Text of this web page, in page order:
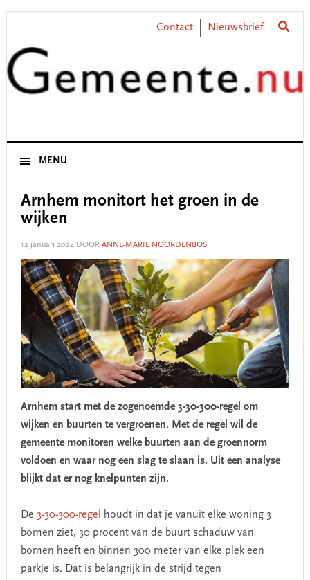
Skip
primary
navigation
Skip
content
Skip
primary
sidebar
Skip
footer
Contact Nieuwsbrief
MENU
Arnhem monitort het groen in de
wijken
12 januari 2024DOOR ANNE-MARIE NOORDENBOS
Arnhem start met de zogenoemde 3-30-300-regel om
wijken en buurten te vergroenen. Met de regel wil de
gemeente monitoren welke buurten aan de groennorm
voldoen en waar nog een slag te slaan is. Uit een analyse
blijkt dat er nog knelpunten zijn.
De 3-30-300-regel
houdt in dat je vanuit elke woning 3
bomen ziet, 30 procent van de buurt schaduw van
bomen heeft en binnen 300 meter van elke plek een
parkje is. Dat is belangrijk in de strijd tegen